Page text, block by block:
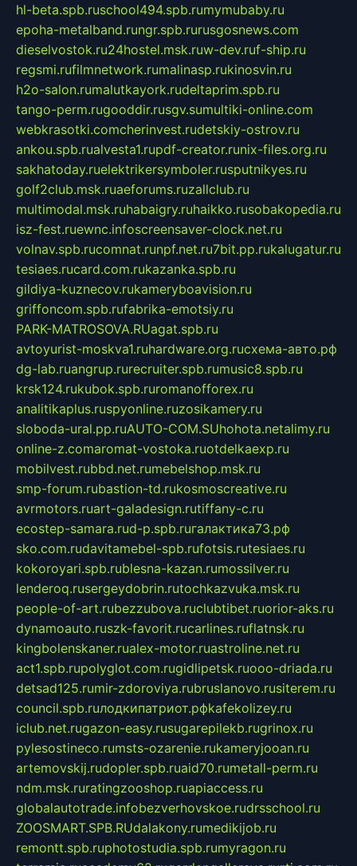
hl-beta.spb.ruschool494.spb.rumymubaby.ru
epoha-metalband.rungr.spb.rurusgosnews.com
dieselvostok.ru24hostel.msk.ruw-dev.ruf-ship.ru
regsmi.rufilmnetwork.rumalinasp.rukinosvin.ru
h2o-salon.rumalutkayork.rudeltaprim.spb.ru
tango-perm.rugooddir.rusgv.sumultiki-online.com
webkrasotki.comcherinvest.rudetskiy-ostrov.ru
ankou.spb.rualvesta1.rupdf-creator.runix-files.org.ru
sakhatoday.ruelektrikersymboler.rusputnikyes.ru
golf2club.msk.ruaeforums.ruzallclub.ru
multimodal.msk.ruhabaigry.ruhaikko.rusobakopedia.ru
isz-fest.ruewnc.infoscreensaver-clock.net.ru
volnav.spb.rucomnat.runpf.net.ru7bit.pp.rukalugatur.ru
tesiaes.rucard.com.rukazanka.spb.ru
gildiya-kuznecov.rukameryboavision.ru
griffoncom.spb.rufabrika-emotsiy.ru
PARK-MATROSOVA.RUagat.spb.ru
avtoyurist-moskva1.ruhardware.org.ruсхема-авто.рф
dg-lab.ruangrup.rurecruiter.spb.rumusic8.spb.ru
krsk124.rukubok.spb.ruromanofforex.ru
analitikaplus.ruspyonline.ruzosikamery.ru
sloboda-ural.pp.ruAUTO-COM.SUhohota.netalimy.ru
online-z.comaromat-vostoka.ruotdelkaexp.ru
mobilvest.rubbd.net.rumebelshop.msk.ru
smp-forum.rubastion-td.rukosmoscreative.ru
avrmotors.ruart-galadesign.rutiffany-c.ru
ecostep-samara.rud-p.spb.ruгалактика73.рф
sko.com.rudavitamebel-spb.rufotsis.rutesiaes.ru
kokoroyari.spb.rublesna-kazan.rumossilver.ru
lenderoq.rusergeydobrin.rutochkazvuka.msk.ru
people-of-art.rubezzubova.ruclubtibet.ruorior-aks.ru
dynamoauto.ruszk-favorit.rucarlines.ruflatnsk.ru
kingbolenskaner.rualex-motor.ruastroline.net.ru
act1.spb.rupolyglot.com.rugidlipetsk.ruooo-driada.ru
detsad125.rumir-zdoroviya.rubruslanovo.rusiterem.ru
council.spb.ruлодкипатриот.рфkafekolizey.ru
iclub.net.rugazon-easy.rusugarepilekb.rugrinox.ru
pylesostineco.rumsts-ozarenie.rukameryjooan.ru
artemovskij.rudopler.spb.ruaid70.rumetall-perm.ru
ndm.msk.ruratingzooshop.ruapiaccess.ru
globalautotrade.infobezverhovskoe.rudrsschool.ru
ZOOSMART.SPB.RUdalakony.rumedikijob.ru
remontt.spb.ruphotostudia.spb.rumyragon.ru